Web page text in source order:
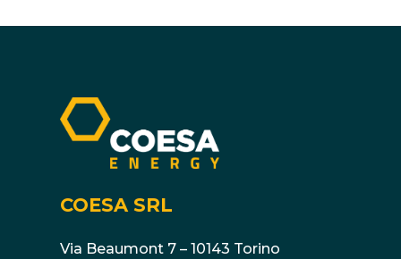
COESA SRL
Via Beaumont 7 – 10143 Torino